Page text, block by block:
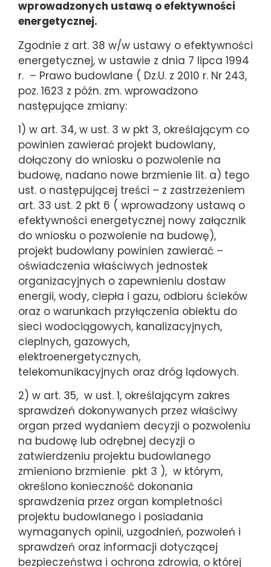
wprowadzonych ustawą o efektywności
energetycznej.
Zgodnie z art. 38 w/w ustawy o efektywności
energetycznej, w ustawie z dnia 7 lipca 1994
r. – Prawo budowlane ( Dz.U. z 2010 r. Nr 243,
poz. 1623 z późn. zm. wprowadzono
następujące zmiany:
1) w art. 34, w ust. 3 w pkt 3, określającym co
powinien zawierać projekt budowlany,
dołączony do wniosku o pozwolenie na
budowę, nadano nowe brzmienie lit. a) tego
ust. o następującej treści – z zastrzeżeniem
art. 33 ust. 2 pkt 6 ( wprowadzony ustawą o
efektywności energetycznej nowy załącznik
do wniosku o pozwolenie na budowę),
projekt budowlany powinien zawierać –
oświadczenia właściwych jednostek
organizacyjnych o zapewnieniu dostaw
energii, wody, ciepła i gazu, odbioru ścieków
oraz o warunkach przyłączenia obiektu do
sieci wodociągowych, kanalizacyjnych,
cieplnych, gazowych,
elektroenergetycznych,
telekomunikacyjnych oraz dróg lądowych.
2) w art. 35, w ust. 1, określającym zakres
sprawdzeń dokonywanych przez właściwy
organ przed wydaniem decyzji o pozwoleniu
na budowę lub odrębnej decyzji o
zatwierdzeniu projektu budowlanego
zmieniono brzmienie pkt 3 ), w którym,
określono konieczność dokonania
sprawdzenia przez organ kompletności
projektu budowlanego i posiadania
wymaganych opinii, uzgodnień, pozwoleń i
sprawdzeń oraz informacji dotyczącej
bezpieczeństwa i ochrona zdrowia, o której